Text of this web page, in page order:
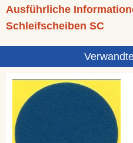
Ausführliche
Schleifscheiben SC